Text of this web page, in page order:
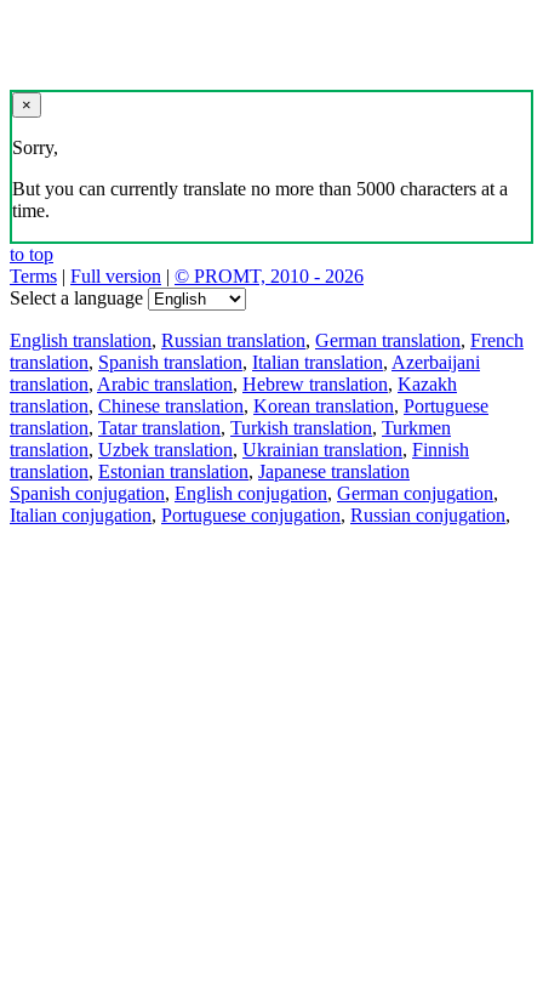
×
Sorry,
But you can currently translate no more than 5000 characters at a
time.
to top
Terms | Full version | © PROMT, 2010 - 2026
Select a language
English translation, Russian translation, German translation, French
translation, Spanish translation, Italian translation, Azerbaijani
translation, Arabic translation, Hebrew translation, Kazakh
translation, Chinese translation, Korean translation, Portuguese
translation, Tatar translation, Turkish translation, Turkmen
translation, Uzbek translation, Ukrainian translation, Finnish
translation, Estonian translation, Japanese translation
Spanish conjugation, English conjugation, German conjugation,
Italian conjugation, Portuguese conjugation, Russian conjugation,